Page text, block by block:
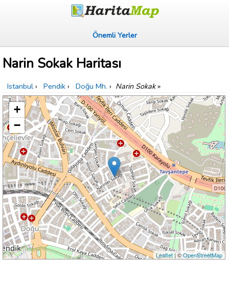
Önemli Yerler
Narin Sokak Haritası
Istanbul › Pendik › Doğu Mh. › Narin Sokak»
+
−
Leaflet| ©OpenStreetMap